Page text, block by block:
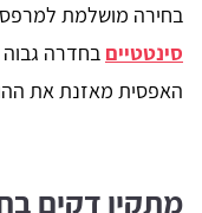
בחירה מושלמת
סינטטיים בחדרה
האפסית מאזנת את
מתקין דקים